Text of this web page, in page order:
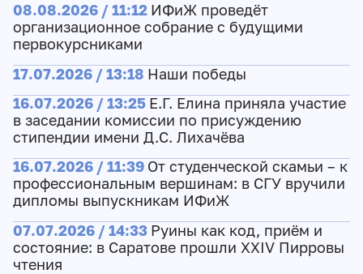
08.08.2026 / 11:12 ИФиЖ проведёт
организационное собрание с будущими
первокурсниками
17.07.2026 / 13:18 Наши победы
16.07.2026 / 13:25 Е.Г. Елина приняла участие
в заседании комиссии по присуждению
стипендии имени Д.С. Лихачёва
16.07.2026 / 11:39 От студенческой скамьи – к
профессиональным вершинам: в СГУ вручили
дипломы выпускникам ИФиЖ
07.07.2026 / 14:33 Руины как код, приём и
состояние: в Саратове прошли XXIV Пирровы
чтения